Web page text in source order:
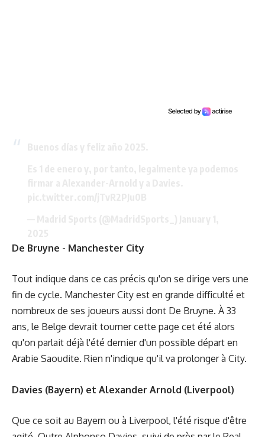
De Bruyne - Manchester City
Tout indique dans ce cas précis qu'on se dirige vers une
fin de cycle. Manchester City est en grande difficulté et
nombreux de ses joueurs aussi dont De Bruyne. À 33
ans, le Belge devrait tourner cette page cet été alors
qu'on parlait déjà l'été dernier d'un possible départ en
Arabie Saoudite. Rien n'indique qu'il va prolonger à City.
Davies (Bayern) et Alexander Arnold (Liverpool)
Que ce soit au Bayern ou à Liverpool, l'été risque d'être